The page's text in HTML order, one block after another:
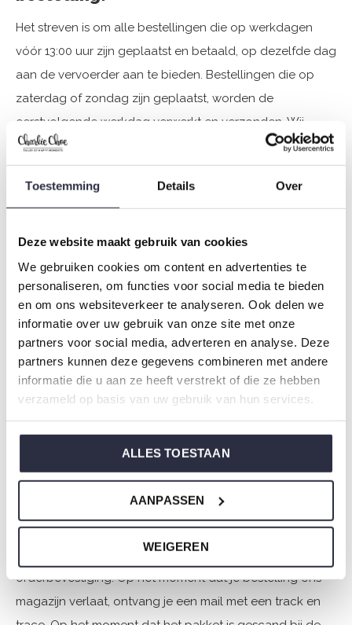
Toestemming Details Over
Deze website maakt gebruik van cookies
We gebruiken cookies om content en advertenties te
personaliseren, om functies voor social media te bieden
en om ons websiteverkeer te analyseren. Ook delen we
informatie over uw gebruik van onze site met onze
partners voor social media, adverteren en analyse. Deze
partners kunnen deze gegevens combineren met andere
informatie die u aan ze heeft verstrekt of die ze hebben
verzameld op basis van uw gebruik van hun services.
ALLES TOESTAAN
AANPASSEN
WEIGEREN
Het streven is om alle bestellingen die op werkdagen
vóór 13:00 uur zijn geplaatst en betaald, op dezelfde dag
aan de vervoerder aan te bieden. Bestellingen die op
zaterdag of zondag zijn geplaatst, worden de
eerstvolgende werkdag verwerkt en verzonden. Wij
kunnen helaas geen garantie geven wat betreft onze
postpartijen.
levertijd. Ook deze bestellingen kun je traceren via de
link in de verzendbevestiging.
Tijdens feestdagen, sale periode zoals Black Friday en
de lanceringen van nieuwe collecties is het drukker dan
normaal. Ondanks de drukte doen we er alles aan om
jouw pakket zo snel mogelijk te verwerken en versturen.
Houd er rekening mee dat het pakket later bij geleverd
wordt dan dat je van ons gewend bent.
Hoe volg ik een bestelling?
Je krijgt van ons een aantal e-mails om je op de hoogte
te houden van de voortgang van je bestelling. Nadat je
je bestelling hebt geplaatst, krijg je van ons per e-mail de
orderbevestiging. Op het moment dat je bestelling ons
magazijn verlaat, ontvang je een mail met een track en